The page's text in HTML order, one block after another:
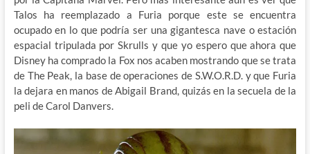
Talos ha reemplazado a Furia porque este se encuentra
ocupado en lo que podría ser una gigantesca nave o estación
espacial tripulada por Skrulls y que yo espero que ahora que
Disney ha comprado la Fox nos acaben mostrando que se trata
de The Peak, la base de operaciones de S.W.O.R.D. y que Furia
la dejara en manos de Abigail Brand, quizás en la secuela de la
peli de Carol Danvers.